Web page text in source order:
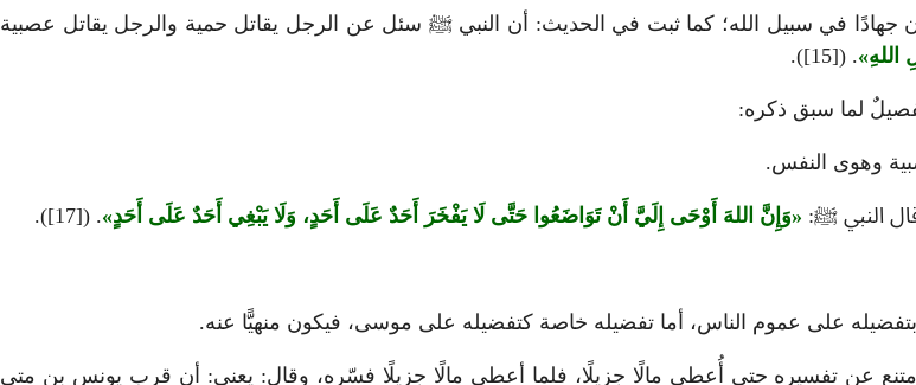
جهادًا في سبيل الله؛ كما ثبت في الحديث: أن النبي ﷺ سئل عن الرجل يقاتل حمية والرجل يقاتل عصبية
اللهِ . ([15]).
وهوى النفس.
النبي ﷺ: وَإِنَّ اللهَ أَوْحَى إِلَيَّ أَنْ تَوَاضَعُوا حَتَّى لَا يَفْخَرَ أَحَدٌ عَلَى أَحَدٍ، وَلَا يَبْغِي أَحَدٌ عَلَى أَحَدٍ . ([17]).
بتفضيله على عموم الناس، أما تفضيله خاصة كتفضيله على موسى، فيكون منهيًّا عنه.
عن تفسيره حتى أُعطي مالًا جزيلًا، فلما أعطي مالًا جزيلًا فسّره، وقال: يعني: أن قرب يونس بن متى